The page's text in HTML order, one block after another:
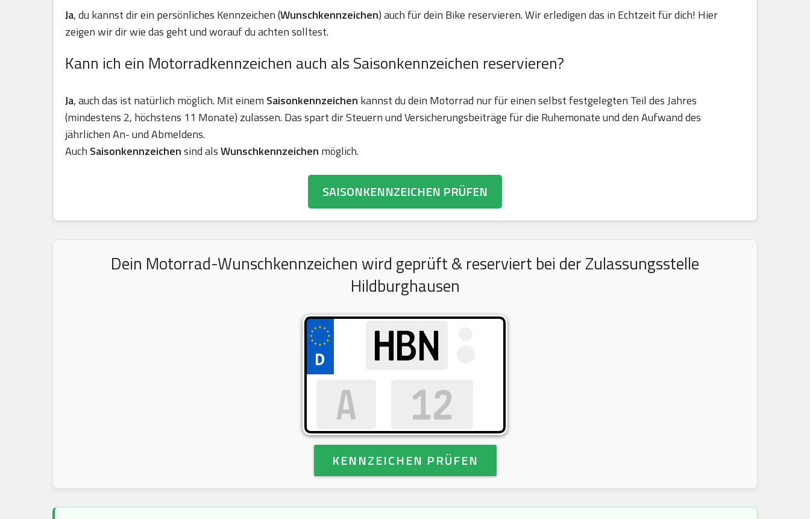
Ja, du kannst dir ein persönliches Kennzeichen (Wunschkennzeichen) auch für dein Bike reservieren. Wir erledigen das in Echtzeit für dich! Hier
zeigen wir dir wie das geht und worauf du achten solltest.
Kann ich ein Motorradkennzeichen auch als Saisonkennzeichen reservieren?
Ja, auch das ist natürlich möglich. Mit einem Saisonkennzeichen kannst du dein Motorrad nur für einen selbst festgelegten Teil des Jahres
(mindestens 2, höchstens 11 Monate) zulassen. Das spart dir Steuern und Versicherungsbeiträge für die Ruhemonate und den Aufwand des
jährlichen An- und Abmeldens.
Auch Saisonkennzeichensind alsWunschkennzeichen möglich.
SAISONKENNZEICHEN PRÜFEN
Dein Motorrad-Wunschkennzeichen wird geprüft & reserviert bei der Zulassungsstelle
Hildburghausen
KENNZEICHEN PRÜFEN